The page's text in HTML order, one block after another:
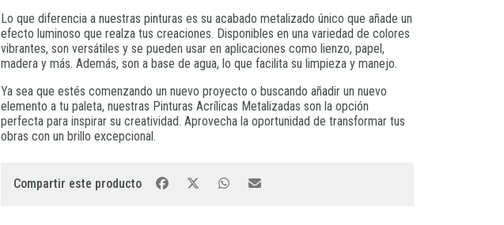
Lo que diferencia a nuestras pinturas es su acabado metalizado único que añade un
efecto luminoso que realza tus creaciones. Disponibles en una variedad de colores
vibrantes, son versátiles y se pueden usar en aplicaciones como lienzo, papel,
madera y más. Además, son a base de agua, lo que facilita su limpieza y manejo.
Ya sea que estés comenzando un nuevo proyecto o buscando añadir un nuevo
elemento a tu paleta, nuestras Pinturas Acrílicas Metalizadas son la opción
perfecta para inspirar su creatividad. Aprovecha la oportunidad de transformar tus
obras con un brillo excepcional.
Compartir este producto